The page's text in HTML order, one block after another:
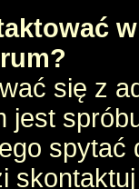
się z
jest